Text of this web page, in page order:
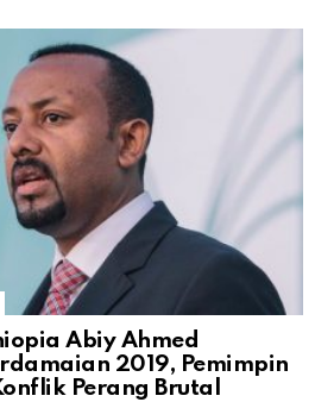
Abiy Ahmed
2019, Pemimpin
Perang Brutal